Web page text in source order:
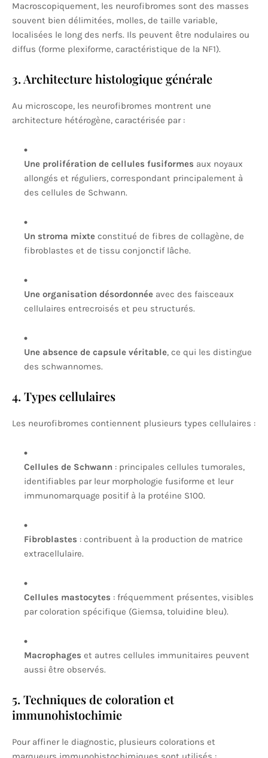
Macroscopiquement, les neurofibromes sont des masses
souvent bien délimitées, molles, de taille variable,
localisées le long des nerfs. Ils peuvent être nodulaires ou
diffus (forme plexiforme, caractéristique de la NF1).
3. Architecture histologique générale
Au microscope, les neurofibromes montrent une
architecture hétérogène, caractérisée par :
Une prolifération de cellules fusiformes aux noyaux
allongés et réguliers, correspondant principalement à
des cellules de Schwann.
Un stroma mixte constitué de fibres de collagène, de
fibroblastes et de tissu conjonctif lâche.
Une organisation désordonnée avec des faisceaux
cellulaires entrecroisés et peu structurés.
Une absence de capsule véritable, ce qui les distingue
des schwannomes.
4. Types cellulaires
Les neurofibromes contiennent plusieurs types cellulaires :
Cellules de Schwann : principales cellules tumorales,
identifiables par leur morphologie fusiforme et leur
immunomarquage positif à la protéine S100.
Fibroblastes : contribuent à la production de matrice
extracellulaire.
Cellules mastocytes : fréquemment présentes, visibles
par coloration spécifique (Giemsa, toluidine bleu).
Macrophages et autres cellules immunitaires peuvent
aussi être observés.
5. Techniques de coloration et
immunohistochimie
Pour affiner le diagnostic, plusieurs colorations et